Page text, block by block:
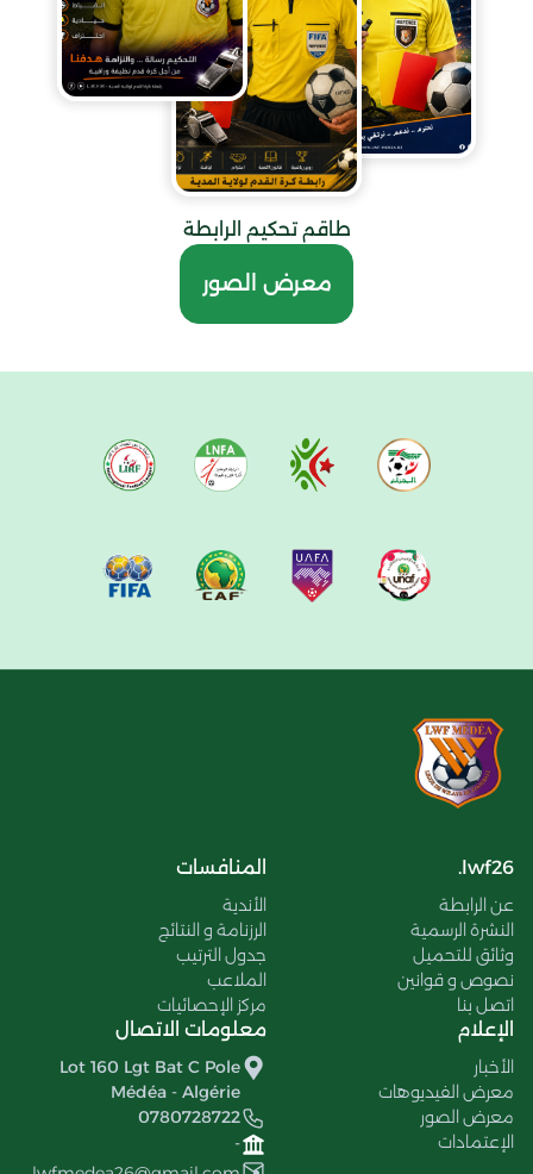
طاقم تحكيم الرابطة
معرض الصور
lwf26.
عن الرابطة
النشرة الرسمية
وثائق للتحميل
نصوص و قوانين
اتصل بنا
المنافسات
الأندية
الرزنامة و النتائج
جدول الترتيب
الملاعب
مركز الإحصائيات
الإعلام
الأخبار
معرض الفيديوهات
معرض الصور
الإعتمادات
معلومات الاتصال
Lot 160 Lgt Bat C Pole
Médéa - Algérie
0780728722
-